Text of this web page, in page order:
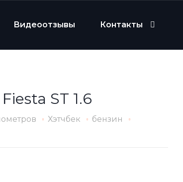
Видеоотзывы Контакты
ST 1.6
Хэтчбек
бензин